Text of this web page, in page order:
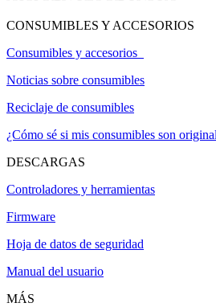
CONSUMIBLES Y ACCESORIOS
Consumibles y accesorios
Noticias sobre consumibles
Reciclaje de consumibles
¿Cómo sé si mis consumibles son
DESCARGAS
Controladores y herramientas
Firmware
Hoja de datos de seguridad
Manual del usuario
MÁS